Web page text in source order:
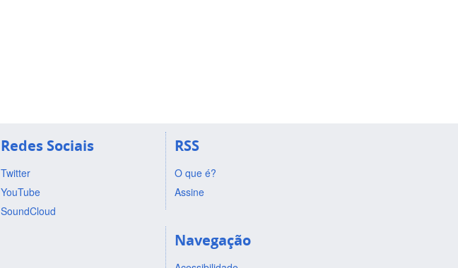
Redes Sociais
Twitter
YouTube
SoundCloud
RSS
O que é?
Assine
Navegação